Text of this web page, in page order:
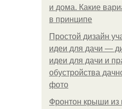
и дома. Какие
в принципе
Простой дизайн
идеи для дачи —
идеи для дачи и
обустройства
фото
Фронтон крыши из